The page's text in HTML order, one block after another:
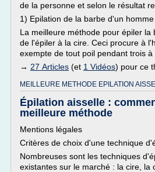
de la personne et selon le résultat
1) Epilation de la barbe d'un
La meilleure méthode pour épiler la
de l'épiler à la cire. Ceci procure à
exempte de tout poil pendant trois à
→ 27 Articles (et 1 Vidéos) pour ce
MEILLEURE METHODE EPILATION
Épilation aisselle :
meilleure méthode
Mentions légales
Critères de choix d'une technique
Nombreuses sont les techniques
existantes sur le marché : la cire, la